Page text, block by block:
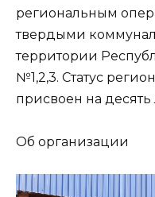
региональным
твердыми
территории
№1,2,3. Статус
присвоен на десять
Об организации